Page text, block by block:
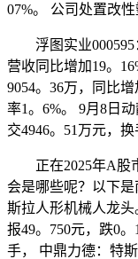
07%。 公司处置改
浮图实业000595
营收同比增加19。
9054。36万，同比
率1。6%。 9月8日
交4946。51万元，换
正在2025年A股市
会是哪些呢？以下
斯拉人形机械人龙头
报49。750元，跌0
手， 中鼎力德：特斯